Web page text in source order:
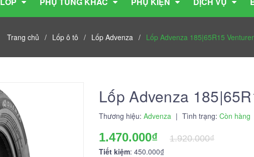
Trang chủ / Lốp ô tô / Lốp Advenza / Lốp Advenza 185|65R15
Lốp Advenza
Thương hiệu: Advenza | Tình trạng: Còn hàng
1.470.000₫
1.920.000₫
Tiết kiệm: 450.000₫